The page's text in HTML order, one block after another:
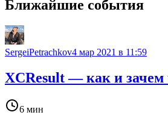
Ближайшие события
SergeiPetrachkov4 мар 2021 в 11:59
XCResult — как и зачем
6 мин